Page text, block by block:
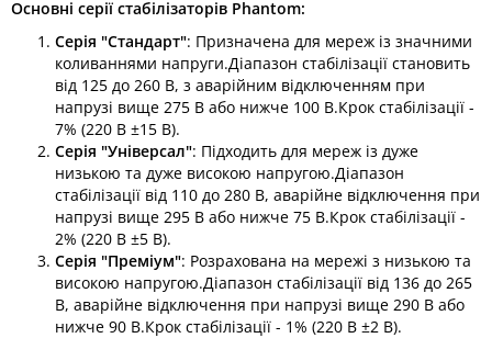
Основні серії стабілізаторів Phantom:
Серія "Стандарт": Призначена для мереж із значними
коливаннями напруги.Діапазон стабілізації становить
від 125 до 260 В, з аварійним відключенням при
напрузі вище 275 В або нижче 100 В.Крок стабілізації -
7% (220 В ±15 В). ​
Серія "Універсал": Підходить для мереж із дуже
низькою та дуже високою напругою.Діапазон
стабілізації від 110 до 280 В, аварійне відключення при
напрузі вище 295 В або нижче 75 В.Крок стабілізації -
2% (220 В ±5 В). ​
Серія "Преміум": Розрахована на мережі з низькою та
високою напругою.Діапазон стабілізації від 136 до 265
В, аварійне відключення при напрузі вище 290 В або
нижче 90 В.Крок стабілізації - 1% (220 В ±2 В). ​